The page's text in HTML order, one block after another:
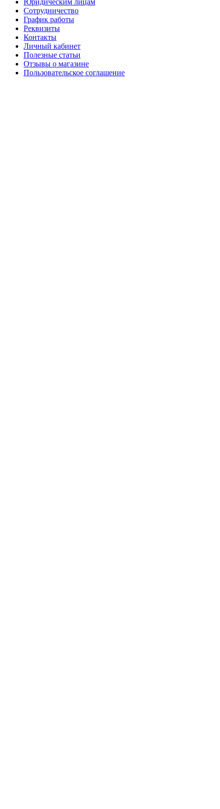
Юридическим лицам
Сотрудничество
График работы
Реквизиты
Контакты
Личный кабинет
Полезные статьи
Отзывы о магазине
Пользовательское соглашение